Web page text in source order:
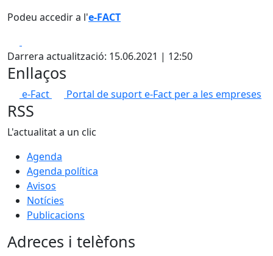
Podeu accedir a l'e-FACT
Darrera actualització: 15.06.2021 | 12:50
Enllaços
e-Fact Portal de suport e-Fact per a les empreses
RSS
L'actualitat a un clic
Agenda
Agenda política
Avisos
Notícies
Publicacions
Adreces i telèfons